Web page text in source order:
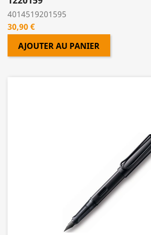
4014519201595
Prix
30,90 €
AJOUTER AU PANIER